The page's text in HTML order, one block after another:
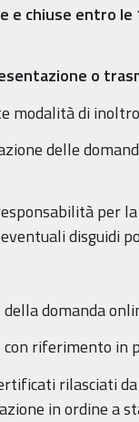
e chiuse entro
o
di
delle
per
disguidi
domanda
riferimento in
rilasciati
in ordine a